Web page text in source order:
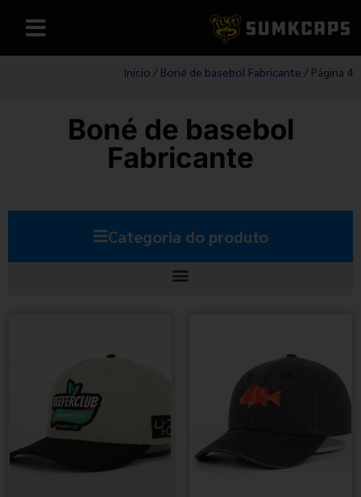
Início / Boné de basebol Fabricante / Página 4
Boné de basebol
Fabricante
Categoria do produto